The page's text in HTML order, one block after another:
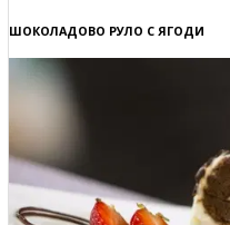
ШОКОЛАДОВО РУЛО С ЯГОДИ